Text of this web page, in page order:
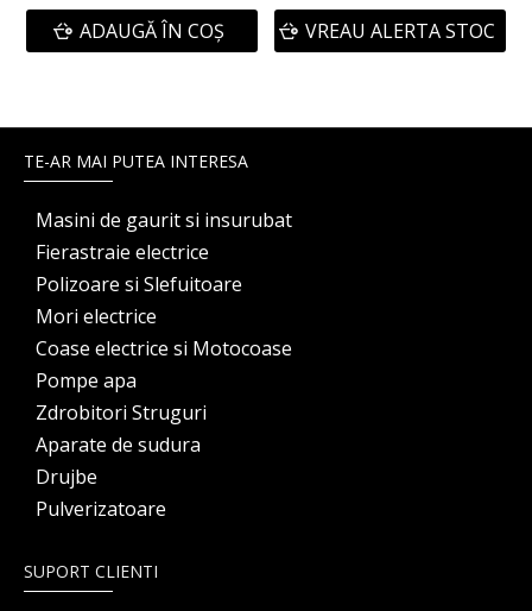
ADAUGĂ ÎN COŞ VREAU ALERTA STOC
TE-AR MAI PUTEA INTERESA
Masini de gaurit si insurubat
Fierastraie electrice
Polizoare si Slefuitoare
Mori electrice
Coase electrice si Motocoase
Pompe apa
Zdrobitori Struguri
Aparate de sudura
Drujbe
Pulverizatoare
SUPORT CLIENTI